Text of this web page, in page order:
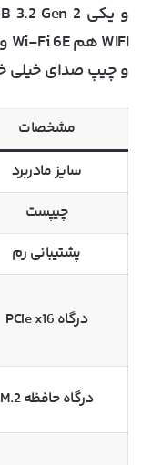
و چیپ صدای خیلی
مشخصات
سایز مادربرد
چیپست
پشتیبانی رم
درگاه PCIe x16
درگاه حافظه M.2